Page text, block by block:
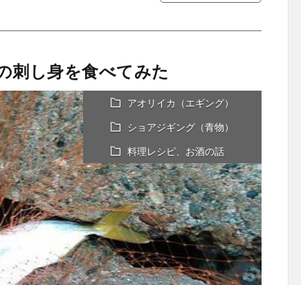
し身を食べてみた
アオリイカ（エギング）
ショアジギング（青物）
料理レシピ、お酒の話